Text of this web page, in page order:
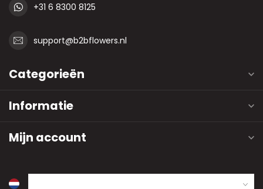
+31 6 8300 8125
support@b2bflowers.nl
Categorieën
Informatie
Mijn account